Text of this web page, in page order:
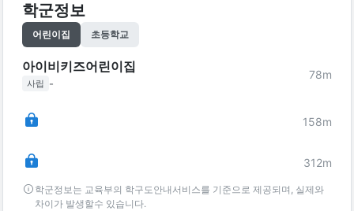
학군정보
어린이집 초등학교
아이비키즈어린이집
사립 -
78m
158m
312m
학군정보는 교육부의 학구도안내서비스를 기준으로 제공되며, 실제와
차이가 발생할수 있습니다.